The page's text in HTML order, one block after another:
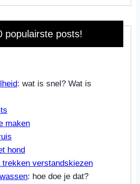
populairste posts!
: wat is snel? Wat is
maken
hond
trekken verstandskiezen
: hoe doe je dat?